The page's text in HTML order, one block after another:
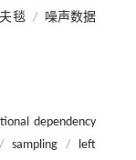
毯 /
噪声数据
dependency
/ sampling /
left